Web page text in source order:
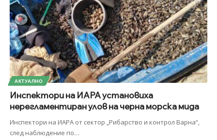
АКТУАЛНО
Инспектори на ИАРА установиха
нерегламентиран улов на черна морска мида
Инспектори на ИАРА от сектор „Рибарство и контрол Варна“,
след наблюдение по…